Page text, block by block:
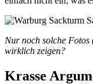
Nur noch solche
wirklich zeigen?
Krasse